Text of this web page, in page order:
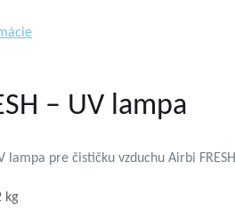
– UV lampa
lampa pre čističku vzduchu Airbi FRESH
kg